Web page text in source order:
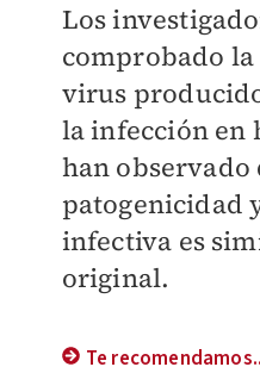
Los
comprobado
virus
la infección en
han observado
patogenicidad
infectiva es
original.
Te